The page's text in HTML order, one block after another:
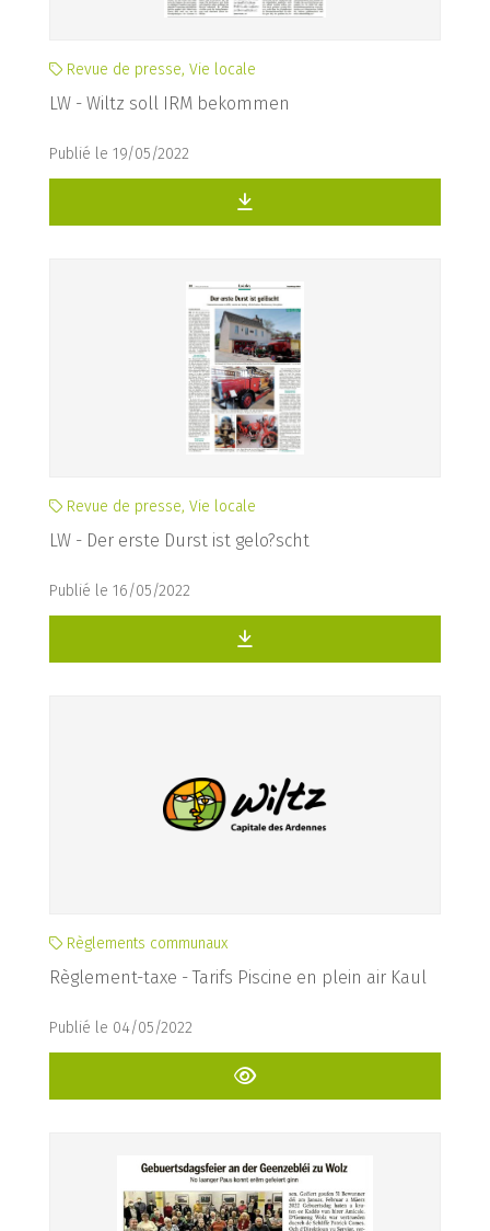
Revue de presse, Vie locale
LW - Wiltz soll IRM bekommen
Publié le 19/05/2022
Revue de presse, Vie locale
LW - Der erste Durst ist gelo?scht
Publié le 16/05/2022
Règlements communaux
Règlement-taxe - Tarifs Piscine en plein air Kaul
Publié le 04/05/2022